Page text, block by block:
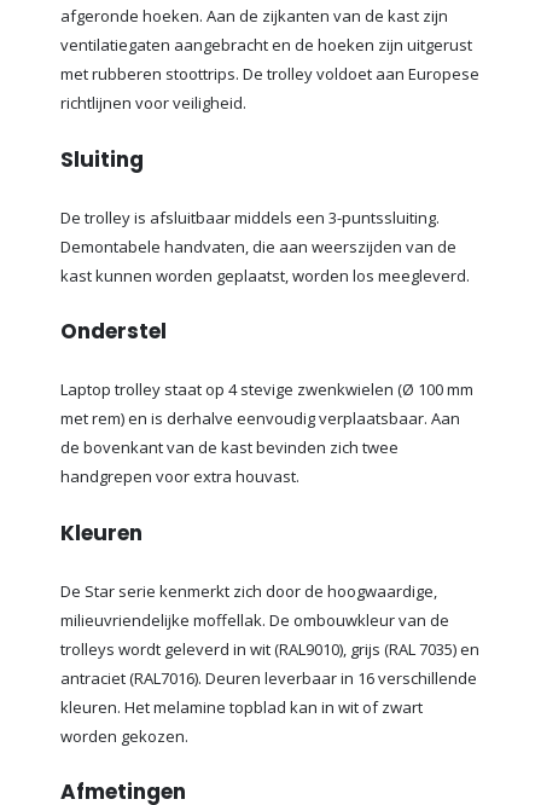
afgeronde hoeken. Aan de zijkanten van de kast zijn
ventilatiegaten aangebracht en de hoeken zijn uitgerust
met rubberen stoottrips. De trolley voldoet aan Europese
richtlijnen voor veiligheid.
Sluiting
De trolley is afsluitbaar middels een 3-puntssluiting.
Demontabele handvaten, die aan weerszijden van de
kast kunnen worden geplaatst, worden los meegleverd.
Onderstel
Laptop trolley staat op 4 stevige zwenkwielen (Ø 100 mm
met rem) en is derhalve eenvoudig verplaatsbaar. Aan
de bovenkant van de kast bevinden zich twee
handgrepen voor extra houvast.
Kleuren
De Star serie kenmerkt zich door de hoogwaardige,
milieuvriendelijke moffellak. De ombouwkleur van de
trolleys wordt geleverd in wit (RAL9010), grijs (RAL 7035) en
antraciet (RAL7016). Deuren leverbaar in 16 verschillende
kleuren. Het melamine topblad kan in wit of zwart
worden gekozen.
Afmetingen